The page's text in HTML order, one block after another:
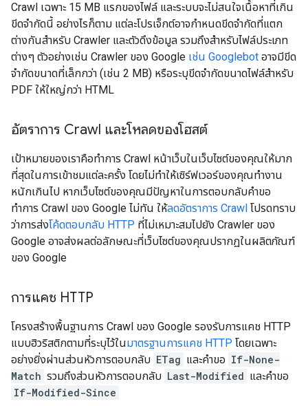
Crawl เฉพาะ 15 MB แรกของไฟล์ และระบบจะไม่สนใจเนื้อหาที่เกิน
ขีดจำกัดนี้ อย่างไรก็ตาม แต่ละโปรเจ็กต์อาจกำหนดขีดจำกัดที่แตก
ต่างกันสำหรับ Crawler และตัวดึงข้อมูล รวมถึงสำหรับไฟล์ประเภท
ต่างๆ ตัวอย่างเช่น Crawler ของ Google เช่น Googlebot อาจมีขีด
จำกัดขนาดที่เล็กกว่า (เช่น 2 MB) หรือระบุขีดจำกัดขนาดไฟล์สำหรับ
PDF ให้ใหญ่กว่า HTML
อัตราการ Crawl และโหลดของโฮสต์
เป้าหมายของเราคือทำการ Crawl หน้าเว็บในเว็บไซต์ของคุณให้มาก
ที่สุดในการเข้าชมแต่ละครั้ง โดยไม่ทําให้เซิร์ฟเวอร์ของคุณทํางาน
หนักเกินไป หากเว็บไซต์ของคุณมีปัญหาในการตอบกลับคำขอ
ทำการ Crawl ของ Google ไม่ทัน ให้ลดอัตราการ Crawl โปรดทราบ
ว่าการส่งโค้ดตอบกลับ HTTP ที่ไม่เหมาะสมไปยัง Crawler ของ
Google อาจส่งผลต่อลักษณะที่เว็บไซต์ของคุณปรากฏในผลิตภัณฑ์
ของ Google
การแคช HTTP
โครงสร้างพื้นฐานการ Crawl ของ Google รองรับการแคช HTTP
แบบฮิวริสติกตามที่ระบุไว้ในมาตรฐานการแคช HTTP โดยเฉพาะ
อย่างยิ่งผ่านส่วนหัวการตอบกลับ ETag และคำขอ If-None-
Match รวมถึงส่วนหัวการตอบกลับ Last-Modified และคำขอ
If-Modified-Since